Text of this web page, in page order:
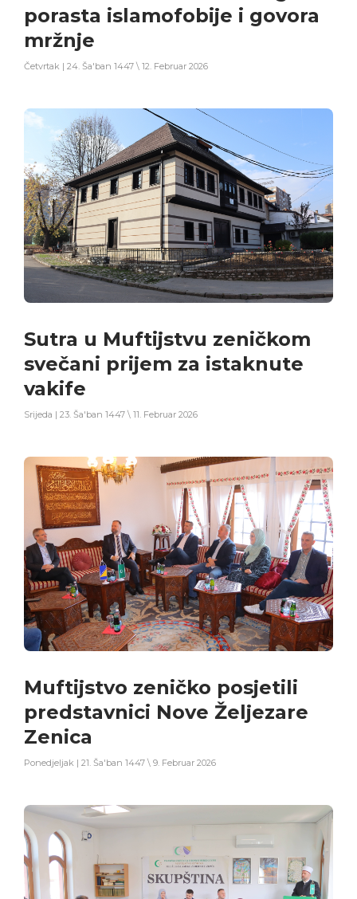
porasta islamofobije i govora
mržnje
Četvrtak | 24. Ša'ban 1447 \ 12. Februar 2026
Sutra u Muftijstvu zeničkom
svečani prijem za istaknute
vakife
Srijeda | 23. Ša'ban 1447 \ 11. Februar 2026
Muftijstvo zeničko posjetili
predstavnici Nove Željezare
Zenica
Ponedjeljak | 21. Ša'ban 1447 \ 9. Februar 2026